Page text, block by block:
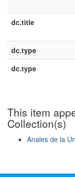
dc.title
dc.type
dc.type
This item
Collection(s)
Anales de la